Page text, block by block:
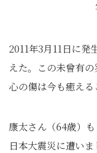
2011年3月11日に発
えた。この未曾有の
心の傷は今も癒える
康太さん（64歳）
日本大震災に遭い